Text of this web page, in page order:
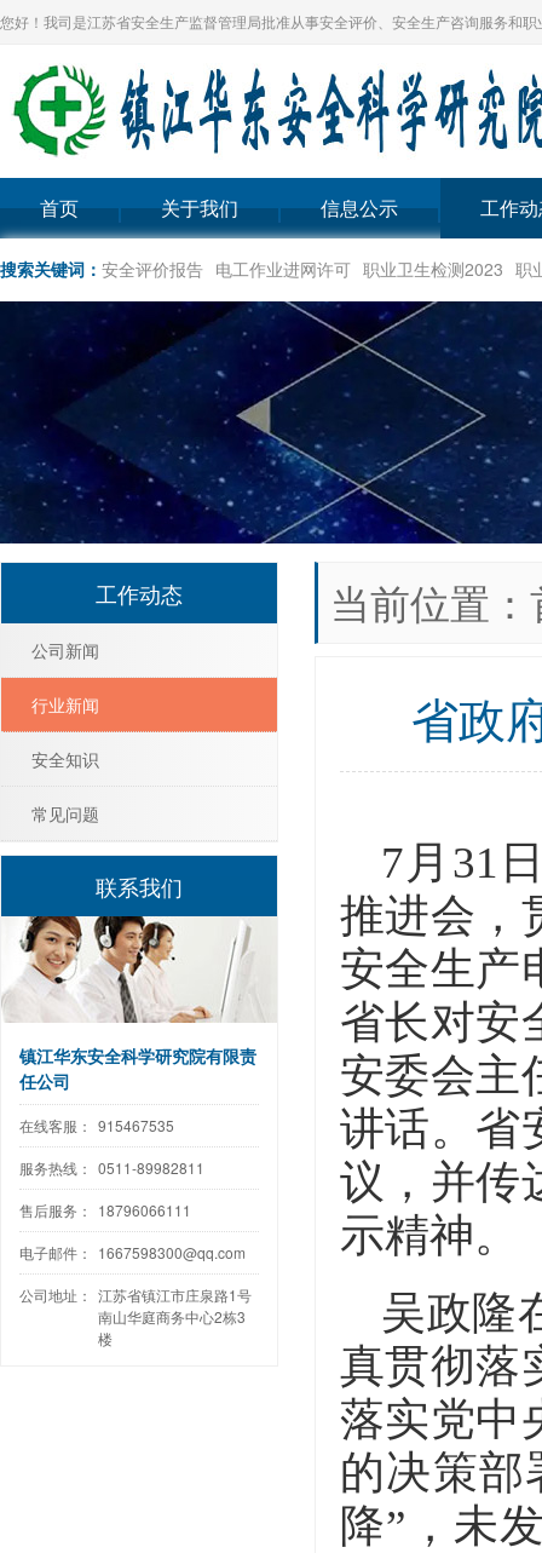
您好！我司是江苏省安全生产监督管理局批准从事安全评价、安全生产咨询服务和
首页 关于我们 信息公示 工作
搜索关键词： 安全评价报告 电工作业进网许可 职业卫生检测2023 职
当前位置：
省政
7月31
推进会，
安全生产
省长对安
安委会主
讲话。省
议，并传
示精神。
吴政隆
真贯彻落
落实党中
的决策部
降”，未
工作动态
公司新闻
行业新闻
安全知识
常见问题
联系我们
镇江华东安全科学研究院有限责
任公司
在线客服： 915467535
服务热线： 0511-89982811
售后服务： 18796066111
电子邮件： 1667598300@qq.com
公司地址： 江苏省镇江市庄泉路1号
南山华庭商务中心2栋3
楼